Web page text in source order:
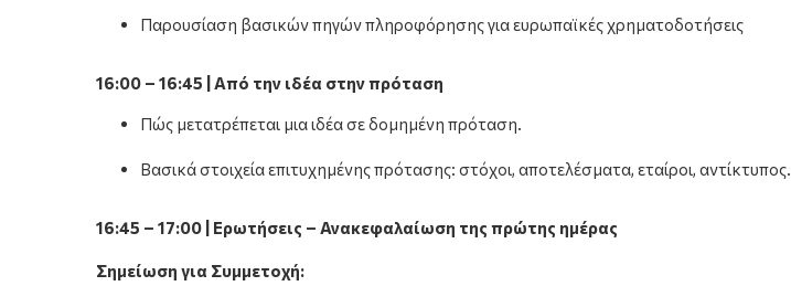
Παρουσίαση βασικών πηγών πληροφόρησης για ευρωπαϊκές χρηματοδοτήσεις
16:00 – 16:45 | Από την ιδέα στην πρόταση
Πώς μετατρέπεται μια ιδέα σε δομημένη πρόταση.
Βασικά στοιχεία επιτυχημένης πρότασης: στόχοι, αποτελέσματα, εταίροι, αντίκτυπος.
16:45 – 17:00 | Ερωτήσεις – Ανακεφαλαίωση της πρώτης ημέρας
Σημείωση για Συμμετοχή: